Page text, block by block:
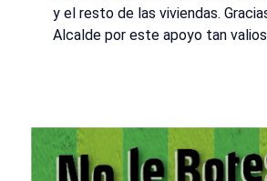
y el resto de las viviendas.
Alcalde por este apoyo tan